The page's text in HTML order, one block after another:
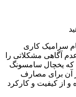
سرامیک کاری
آگاهی مشکلاتی را
که یخچال سامسونگ
آن برای مصارف
و از کیفیت و کارکرد